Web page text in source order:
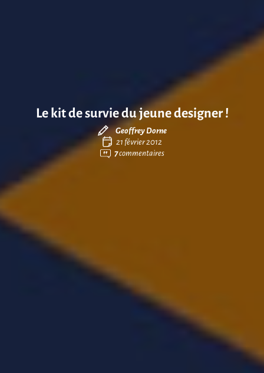
Le kit de survie du jeune designer !
Geoffrey Dorne
21 février 2012
7commentaires